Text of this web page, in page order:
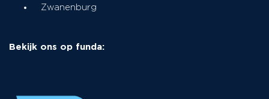
Zwanenburg
Bekijk ons op funda: